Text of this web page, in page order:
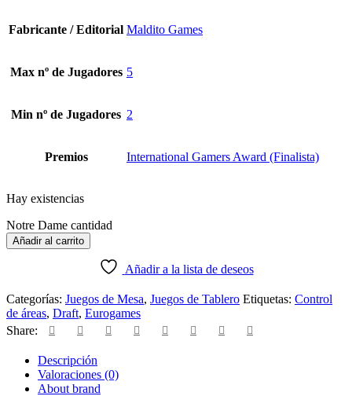
Fabricante / Editorial Maldito Games
Max nº de Jugadores 5
Min nº de Jugadores 2
Premios International Gamers Award (Finalista)
Hay existencias
Notre Dame cantidad
Añadir al carrito
Añadir a la lista de deseos
Categorías: Juegos de Mesa, Juegos de Tablero Etiquetas: Control
de áreas, Draft, Eurogames
Share:
Descripción
Valoraciones (0)
About brand